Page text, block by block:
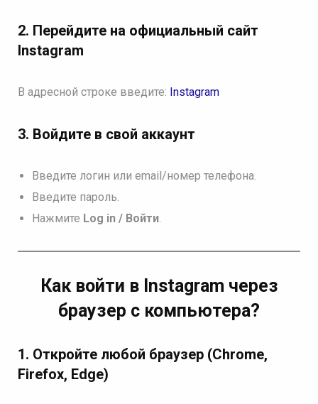
2. Перейдите на официальный сайт
Instagram
В адресной строке введите: Instagram
3. Войдите в свой аккаунт
Введите логин или email/номер телефона.
Введите пароль.
Нажмите Log in / Войти.
Как войти в Instagram через
браузер с компьютера?
1. Откройте любой браузер (Chrome,
Firefox, Edge)